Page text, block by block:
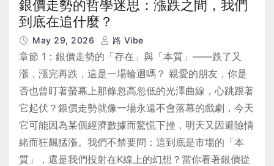
銀價走勢的哲學迷思：漲跌之間，我們
到底在追什麼？
May 29, 2026 路 Vibe
章節 1：銀價走勢的「存在」與「本質」——跌了又
漲，漲完再跌，這是一場輪迴嗎？ 親愛的朋友，你是
否也曾盯著螢幕上那條忽高忽低的光澤曲線，心跳跟著
它起伏？銀價走勢就像一場永遠不會落幕的戲劇，今天
它可能因為某個經濟數據而驚慌下挫，明天又因避險情
緒而狂飆猛漲。我們不禁要問：這到底是市場的「本
質」，還是我們投射在K線上的幻想？當你看著銀價從